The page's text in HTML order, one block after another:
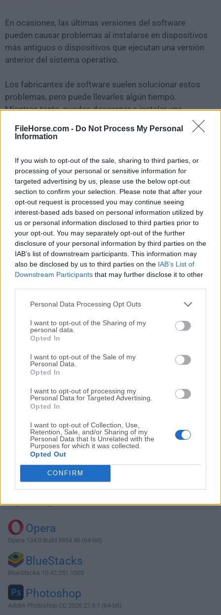
FileHorse.com - Do Not Process My Personal
Information
If you wish to opt-out of the sale, sharing to third parties, or
processing of your personal or sensitive information for
targeted advertising by us, please use the below opt-out
section to confirm your selection. Please note that after your
opt-out request is processed you may continue seeing
interest-based ads based on personal information utilized by
us or personal information disclosed to third parties prior to
your opt-out. You may separately opt-out of the further
disclosure of your personal information by third parties on the
IAB’s list of downstream participants. This information may
also be disclosed by us to third parties on the IAB’s List of
Downstream Participants that may further disclose it to other
Personal Data Processing Opt Outs
I want to opt-out of the Sharing of my
personal data.
Opted In
I want to opt-out of the Sale of my
Personal Data.
Opted In
I want to opt-out of processing my
Personal Data for Targeted Advertising.
Opted In
I want to opt-out of Collection, Use,
Retention, Sale, and/or Sharing of my
Personal Data that Is Unrelated with the
Purposes for which it was collected.
Opted Out
CONFIRM
En ocasiones, las últimas versiones del software
pueden causar problemas al instalarse en dispositivos
más antiguos o dispositivos que ejecutan una versión
anterior del sistema operativo.
Los fabricantes de software suelen solucionar estos
problemas, pero puede llevarles algún tiempo.
Mientras tanto, puedes descargar e instalar una
reciente de EF Commandero leer nuestra reseña,
simplemente hazclic aquí .
Todas las versiones antiguas distribuidas en nuestro
sitio web son completamente libres de virus y están
disponibles para su descarga sin costo alguno.
Nos encantaría saber de ti
Si tienes alguna pregunta o idea que desees compartir
Descargar EF Commander 20.06
¿Por qué se publica esta aplicación en Filehorse? (
información)
Top Descargas
Opera
Opera 134.0 Build 5954.46 (64-bit)
BlueStacks
BlueStacks 10.42.251.1003
Photoshop
Adobe Photoshop CC 2026 27.9.1 (64-bit)